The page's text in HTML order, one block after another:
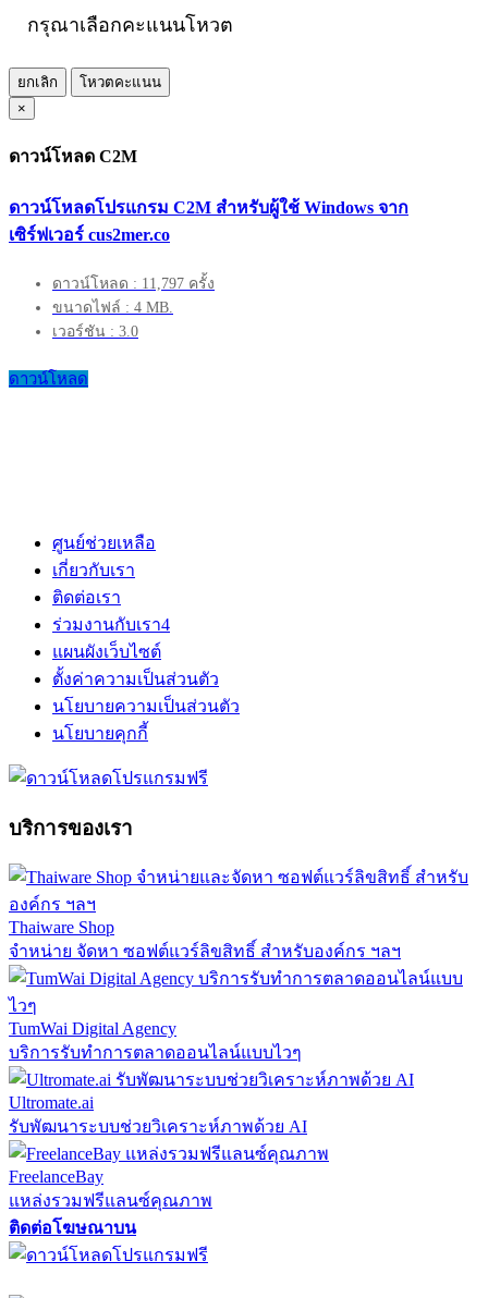
กรุณาเลือกคะแนนโหวต
ยกเลิก
โหวตคะแนน
×
ดาวน์โหลด C2M
ดาวน์โหลดโปรแกรม C2M สำหรับผู้ใช้ Windows จาก
เซิร์ฟเวอร์ cus2mer.co
ดาวน์โหลด : 11,797 ครั้ง
ขนาดไฟล์ : 4 MB.
เวอร์ชัน : 3.0
ดาวน์โหลด
ศูนย์ช่วยเหลือ
เกี่ยวกับเรา
ติดต่อเรา
ร่วมงานกับเรา4
แผนผังเว็บไซต์
ตั้งค่าความเป็นส่วนตัว
นโยบายความเป็นส่วนตัว
นโยบายคุกกี้
บริการของเรา
Thaiware Shop
จำหน่าย จัดหา ซอฟต์แวร์ลิขสิทธิ์ สำหรับองค์กร ฯลฯ
TumWai Digital Agency
บริการรับทำการตลาดออนไลน์แบบไวๆ
Ultromate.ai
รับพัฒนาระบบช่วยวิเคราะห์ภาพด้วย AI
FreelanceBay
แหล่งรวมฟรีแลนซ์คุณภาพ
ติดต่อโฆษณาบน